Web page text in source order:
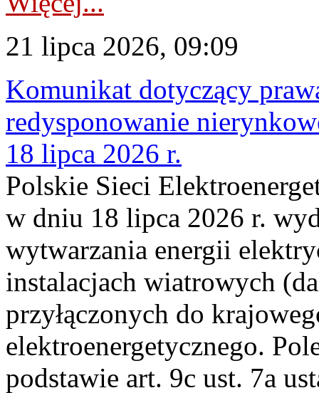
21 lipca 2026, 09:09
Komunikat dotyczący
redysponowanie
18 lipca 2026 r.
Polskie Sieci
w dniu 18 lipca 2026 r.
wytwarzania energii
instalacjach wiatrowych
przyłączonych do
elektroenergetycznego.
podstawie art. 9c ust. 7a